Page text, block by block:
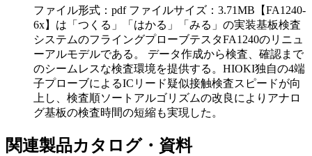
ファイル形式：pdf ファイルサイズ：3.71MB 【FA1240-
6x】は「つくる」「はかる」「みる」の実装基板検査
システムのフライングプローブテスタFA1240のリニュ
ーアルモデルである。 データ作成から検査、確認まで
のシームレスな検査環境を提供する。HIOKI独自の4端
子プローブによるICリード疑似接触検査スピードが向
上し、検査順ソートアルゴリズムの改良によりアナロ
グ基板の検査時間の短縮も実現した。
関連製品カタログ・資料